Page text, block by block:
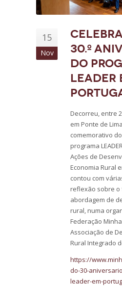
15
Nov
30.º
do
LEADER
Decorreu, entre
em Ponte de
comemorativo
programa
Ações de
Economia Rural
contou com
reflexão sobre o
abordagem de
rural, numa
Federação
Associação de
Rural Integrado
https://
do-30-
leader-em-